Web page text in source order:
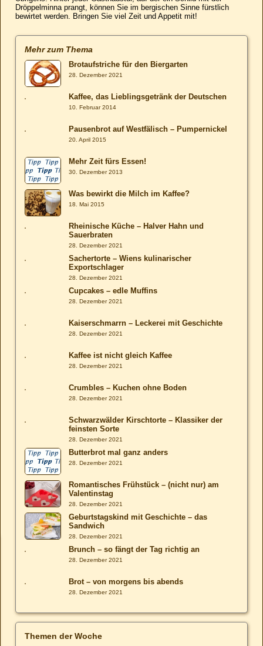
Dröppelminna prangt, können Sie im bergischen Sinne fürstlich
bewirtet werden. Bringen Sie viel Zeit und Appetit mit!
Mehr zum Thema
Brotaufstriche für den Biergarten
28. Dezember 2021
Kaffee, das Lieblingsgetränk der Deutschen
10. Februar 2014
Pausenbrot auf Westfälisch – Pumpernickel
20. April 2015
Mehr Zeit fürs Essen!
30. Dezember 2013
Was bewirkt die Milch im Kaffee?
18. Mai 2015
Rheinische Küche – Halver Hahn und
Sauerbraten
28. Dezember 2021
Sachertorte – Wiens kulinarischer
Exportschlager
28. Dezember 2021
Cupcakes – edle Muffins
28. Dezember 2021
Kaiserschmarrn – Leckerei mit Geschichte
28. Dezember 2021
Kaffee ist nicht gleich Kaffee
28. Dezember 2021
Crumbles – Kuchen ohne Boden
28. Dezember 2021
Schwarzwälder Kirschtorte – Klassiker der
feinsten Sorte
28. Dezember 2021
Butterbrot mal ganz anders
28. Dezember 2021
Romantisches Frühstück – (nicht nur) am
Valentinstag
28. Dezember 2021
Geburtstagskind mit Geschichte – das
Sandwich
28. Dezember 2021
Brunch – so fängt der Tag richtig an
28. Dezember 2021
Brot – von morgens bis abends
28. Dezember 2021
Themen der Woche